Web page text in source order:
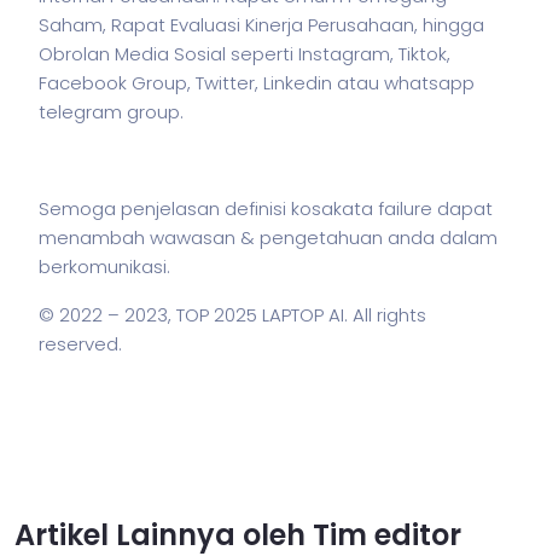
Saham, Rapat Evaluasi Kinerja Perusahaan, hingga
Obrolan Media Sosial seperti Instagram, Tiktok,
Facebook Group, Twitter, Linkedin atau whatsapp
telegram group.
Semoga penjelasan definisi kosakata failure dapat
menambah wawasan & pengetahuan anda dalam
berkomunikasi.
© 2022 – 2023, TOP 2025 LAPTOP AI. All rights
reserved.
Artikel Lainnya oleh Tim editor